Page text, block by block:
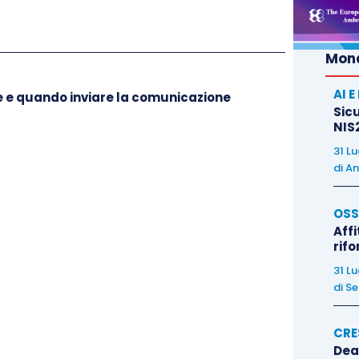
scientifico/tecnologico,
non essendo sufficiente l’utilizzo di un
applicazione o un nuovo scopo.
esaustivo,
e quando inviare la comunicazione
AI
31
di
31
di